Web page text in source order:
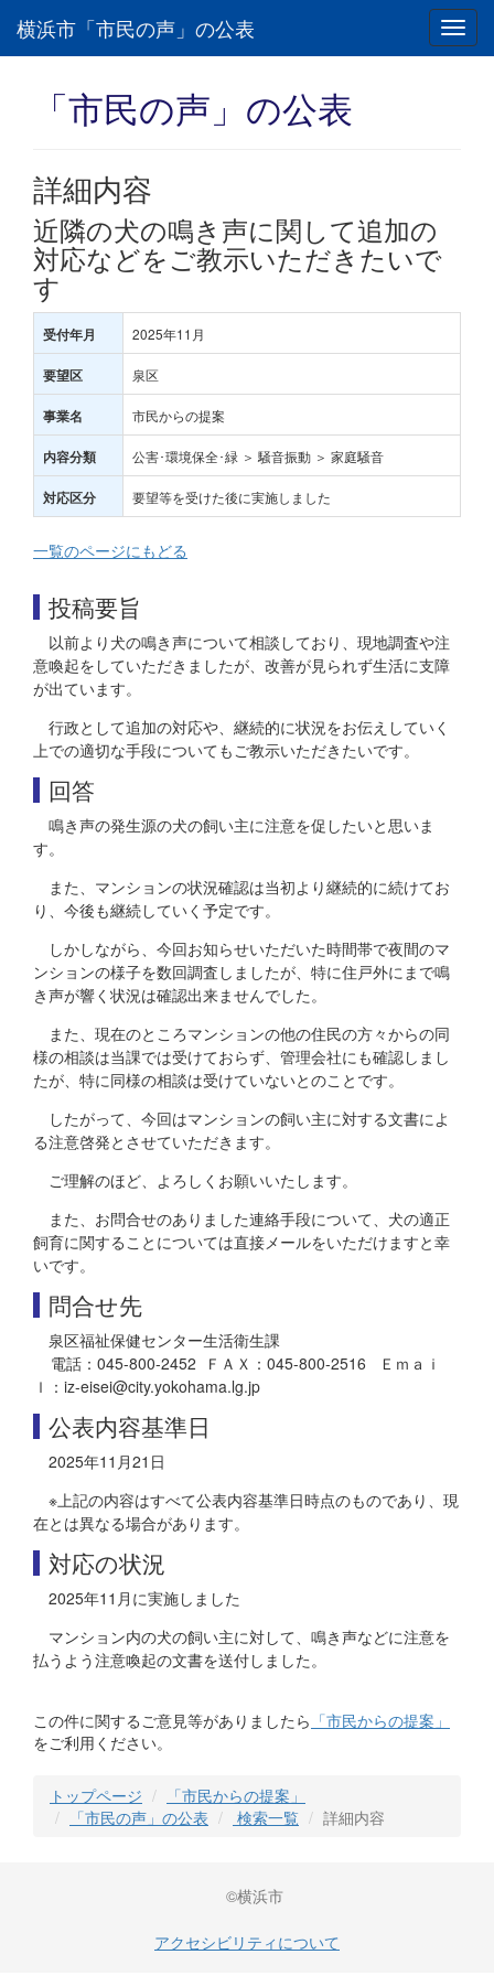
横浜市「市民の声」の公表
「市民の声」の公表
詳細内容
近隣の犬の鳴き声に関して追加の
対応などをご教示いただきたいで
す
受付年月 2025年11月
要望区 泉区
事業名 市民からの提案
内容分類 公害･環境保全･緑 ＞ 騒音振動 ＞ 家庭騒音
対応区分 要望等を受けた後に実施しました
一覧のページにもどる
投稿要旨
以前より犬の鳴き声について相談しており、現地調査や注
意喚起をしていただきましたが、改善が見られず生活に支障
が出ています。
行政として追加の対応や、継続的に状況をお伝えしていく
上での適切な手段についてもご教示いただきたいです。
回答
鳴き声の発生源の犬の飼い主に注意を促したいと思いま
す。
また、マンションの状況確認は当初より継続的に続けてお
り、今後も継続していく予定です。
しかしながら、今回お知らせいただいた時間帯で夜間のマ
ンションの様子を数回調査しましたが、特に住戸外にまで鳴
き声が響く状況は確認出来ませんでした。
また、現在のところマンションの他の住民の方々からの同
様の相談は当課では受けておらず、管理会社にも確認しまし
たが、特に同様の相談は受けていないとのことです。
したがって、今回はマンションの飼い主に対する文書によ
る注意啓発とさせていただきます。
ご理解のほど、よろしくお願いいたします。
また、お問合せのありました連絡手段について、犬の適正
飼育に関することについては直接メールをいただけますと幸
いです。
問合せ先
泉区福祉保健センター生活衛生課
電話：045-800-2452 ＦＡＸ：045-800-2516 Ｅｍａｉ
ｌ：iz-eisei@city.yokohama.lg.jp
公表内容基準日
2025年11月21日
※上記の内容はすべて公表内容基準日時点のものであり、現
在とは異なる場合があります。
対応の状況
2025年11月に実施しました
マンション内の犬の飼い主に対して、鳴き声などに注意を
払うよう注意喚起の文書を送付しました。
この件に関するご意見等がありましたら 「市民からの提案」
をご利用ください。
トップページ
「市民からの提案」
「市民の声」の公表
検索一覧 詳細内容
©横浜市
アクセシビリティについて